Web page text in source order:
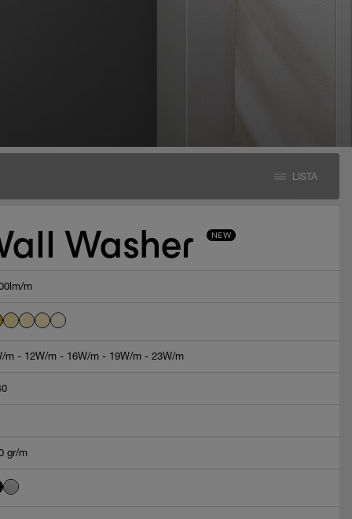
LISTA
Washer NEW
m
m - 12W/m - 16W/m - 19W/m - 23W/m
gr/m